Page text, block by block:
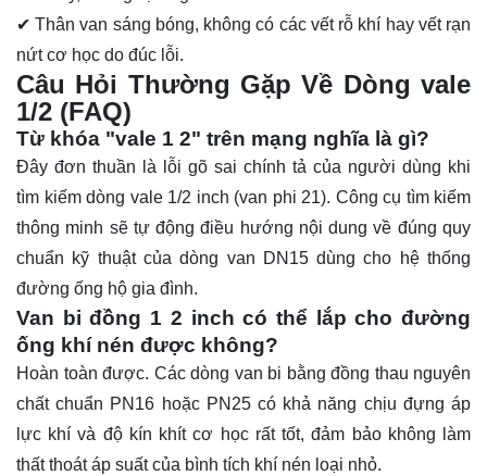
✔ Thân van sáng bóng, không có các vết rỗ khí hay vết rạn
nứt cơ học do đúc lỗi.
Câu Hỏi Thường Gặp Về Dòng vale
1/2 (FAQ)
Từ khóa "vale 1 2" trên mạng nghĩa là gì?
Đây đơn thuần là lỗi gõ sai chính tả của người dùng khi
tìm kiếm dòng vale 1/2 inch (van phi 21). Công cụ tìm kiếm
thông minh sẽ tự động điều hướng nội dung về đúng quy
chuẩn kỹ thuật của dòng van DN15 dùng cho hệ thống
đường ống hộ gia đình.
Van bi đồng 1 2 inch có thể lắp cho đường
ống khí nén được không?
Hoàn toàn được. Các dòng van bi bằng đồng thau nguyên
chất chuẩn PN16 hoặc PN25 có khả năng chịu đựng áp
lực khí và độ kín khít cơ học rất tốt, đảm bảo không làm
thất thoát áp suất của bình tích khí nén loại nhỏ.